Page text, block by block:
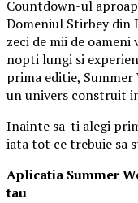
Countdown-ul
Domeniul Stirbey din
zeci de mii de
nopti lungi si
prima editie,
un univers construit
Inainte sa-ti alegi
iata tot ce trebuie sa
Aplicatia Summer
tau